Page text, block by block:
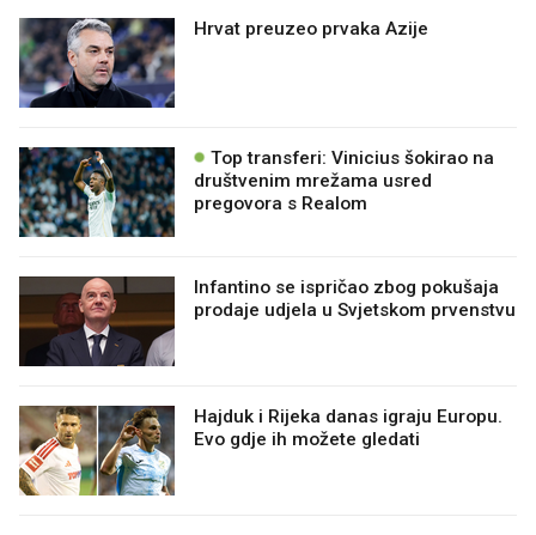
Hrvat preuzeo prvaka Azije
Top transferi: Vinicius šokirao na
društvenim mrežama usred
pregovora s Realom
Infantino se ispričao zbog pokušaja
prodaje udjela u Svjetskom prvenstvu
Hajduk i Rijeka danas igraju Europu.
Evo gdje ih možete gledati